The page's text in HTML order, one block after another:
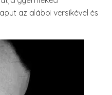
az alábbi versikével és